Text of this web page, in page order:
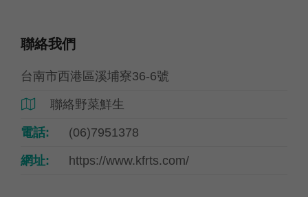
聯絡我們
台南市西港區溪埔寮36-6號
 聯絡野菜鮮生
電話: (06)7951378
網址: https://www.kfrts.com/